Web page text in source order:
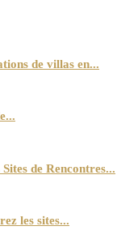
de villas en...
de Rencontres...
les sites...